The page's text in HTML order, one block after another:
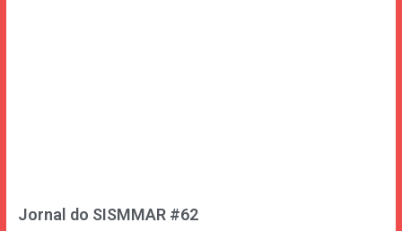
Jornal do SISMMAR #62